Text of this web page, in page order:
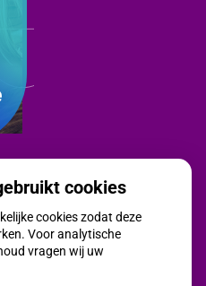
cookies
cookies zodat deze
Voor analytische
vragen wij uw